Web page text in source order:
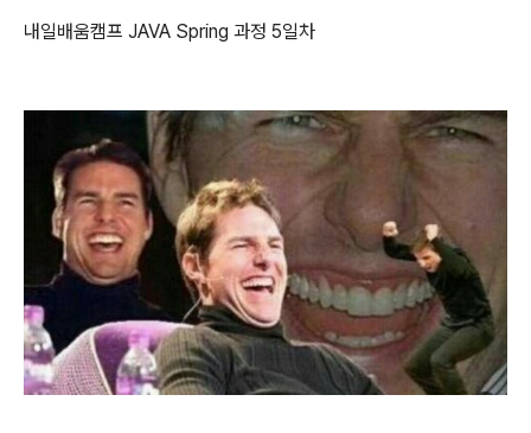
내일배움캠프 JAVA Spring 과정 5일차